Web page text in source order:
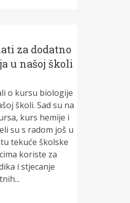
za dodatno
u našoj školi
o kursu biologije
školi. Sad su na
kurs hemije i
su s radom još u
tekuće školske
koriste za
i stjecanje